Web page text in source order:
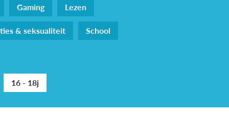
Gaming
Lezen
& seksualiteit
School
16 - 18j